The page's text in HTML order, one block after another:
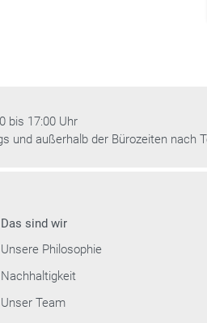
bis 17:00 Uhr
und außerhalb der Bürozeiten nach
Das sind wir
Unsere Philosophie
Nachhaltigkeit
Unser Team